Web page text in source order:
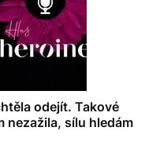
odejít. Takové
nezažila, sílu hledám